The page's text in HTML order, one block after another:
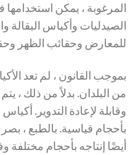
المرغوبة ، يمكن
الصيدليات وأكياس البقالة
للمعارض وحقائب الظهر
بموجب القانون ، لم تعد
من البلدان. بدلاً من ذلك ،
وقابلة لإعادة التدوير.
بأحجام قياسية. بالطبع ،
أيضًا إنتاجه بأحجام مختلفة